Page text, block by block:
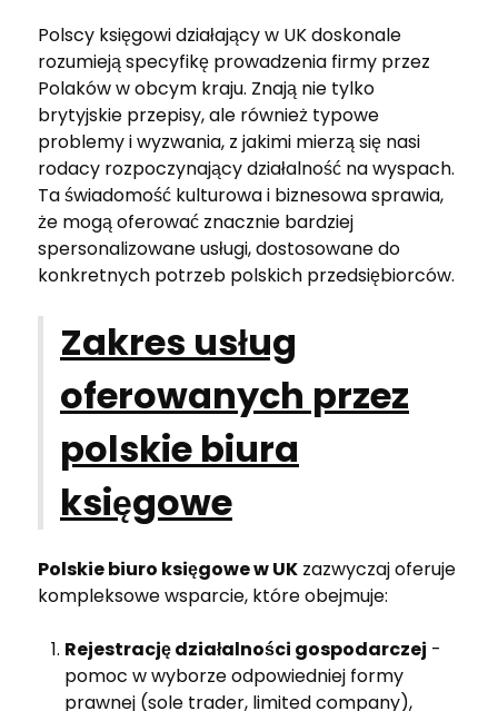
Polscy księgowi działający w UK doskonale
rozumieją specyfikę prowadzenia firmy przez
Polaków w obcym kraju. Znają nie tylko
brytyjskie przepisy, ale również typowe
problemy i wyzwania, z jakimi mierzą się nasi
rodacy rozpoczynający działalność na wyspach.
Ta świadomość kulturowa i biznesowa sprawia,
że mogą oferować znacznie bardziej
spersonalizowane usługi, dostosowane do
konkretnych potrzeb polskich przedsiębiorców.
Zakres usług
oferowanych przez
polskie biura
księgowe
Polskie biuro księgowe w UK zazwyczaj oferuje
kompleksowe wsparcie, które obejmuje:
Rejestrację działalności gospodarczej -
pomoc w wyborze odpowiedniej formy
prawnej (sole trader, limited company),